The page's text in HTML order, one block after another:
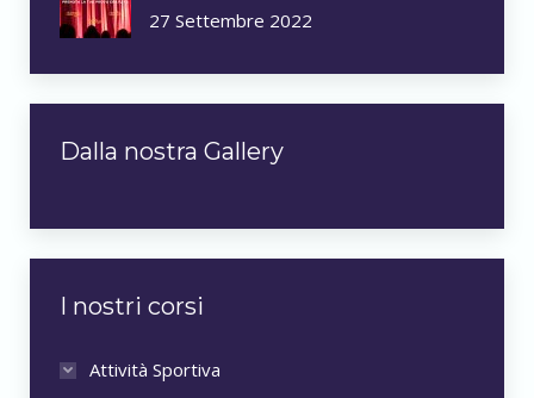
27 Settembre 2022
Dalla nostra Gallery
I nostri corsi
Attività Sportiva